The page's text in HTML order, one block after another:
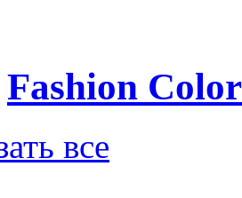
Fashion Color
все